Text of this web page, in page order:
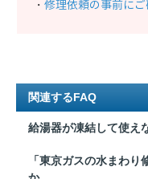
・ 修理依頼の事前に
関連するFAQ
給湯器が凍結して使え
「東京ガスの水まわ